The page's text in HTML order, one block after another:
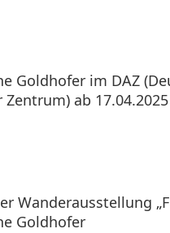
Goldhofer im DAZ
ab
Wanderausstellung
Goldhofer